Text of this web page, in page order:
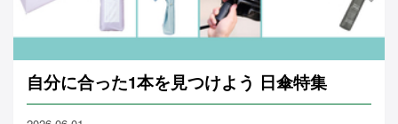
自分に合った1本を見つけよう 日傘特集